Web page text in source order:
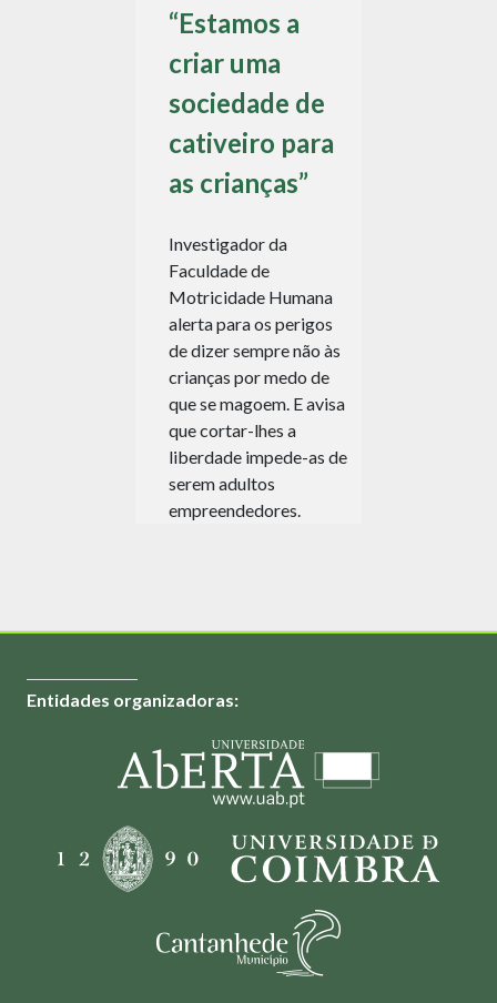
“Estamos a
criar uma
sociedade de
cativeiro para
as crianças”
Investigador da
Faculdade de
Motricidade Humana
alerta para os perigos
de dizer sempre não às
crianças por medo de
que se magoem. E avisa
que cortar-lhes a
liberdade impede-as de
serem adultos
empreendedores.
Entidades organizadoras: